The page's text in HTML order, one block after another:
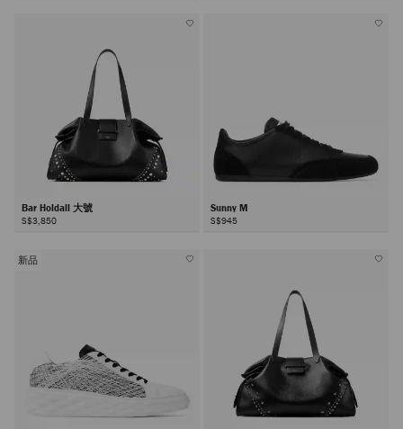
Bar Holdall 大號
S$3,850
Sunny M
S$945
新品